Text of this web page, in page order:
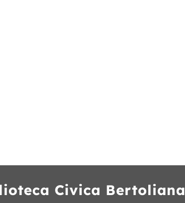
Civica Bertoliana